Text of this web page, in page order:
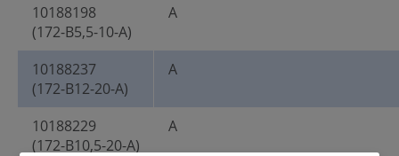
10188198
(172-B5,5-10-A)
A
10188237
(172-B12-20-A)
A
10188229
(172-B10,5-20-A)
A